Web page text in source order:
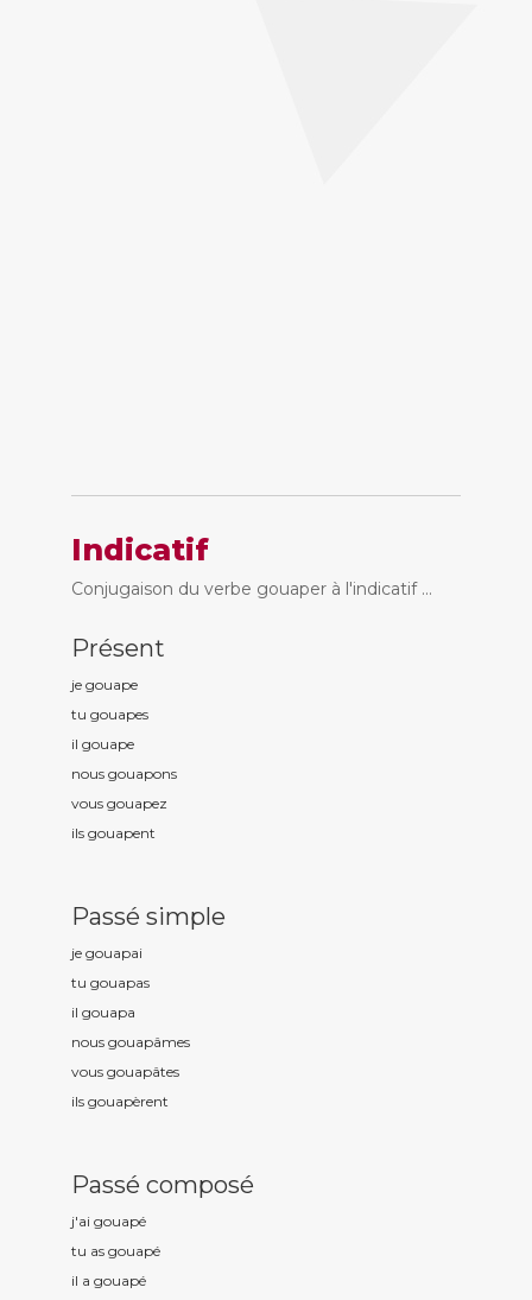
Indicatif
Conjugaison du verbe gouaper à l'indicatif ...
Présent
je gouape
tu gouapes
il gouape
nous gouapons
vous gouapez
ils gouapent
Passé simple
je gouapai
tu gouapas
il gouapa
nous gouapâmes
vous gouapâtes
ils gouapèrent
Passé composé
j'ai gouapé
tu as gouapé
il a gouapé